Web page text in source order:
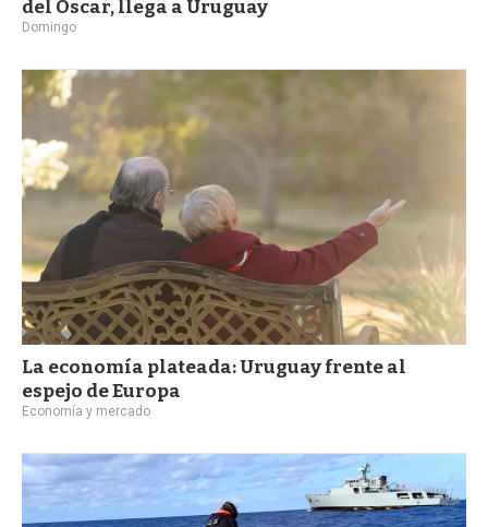
del Oscar, llega a Uruguay
Domingo
La economía plateada: Uruguay frente al
espejo de Europa
Economía y mercado